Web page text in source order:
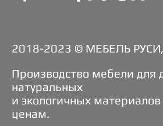
2018-2023 © МЕБЕЛЬ
Производство мебели для
натуральных
и экологичных
ценам.